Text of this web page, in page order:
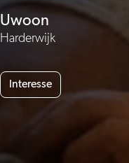
Uwoon
Harderwijk
Interesse